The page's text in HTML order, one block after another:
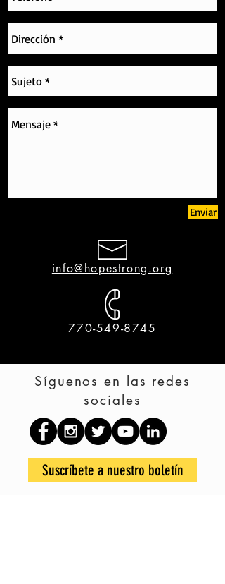
Enviar
info@hopestrong.org
770-549-8745
Síguenos en las redes
sociales
Suscríbete a nuestro boletín